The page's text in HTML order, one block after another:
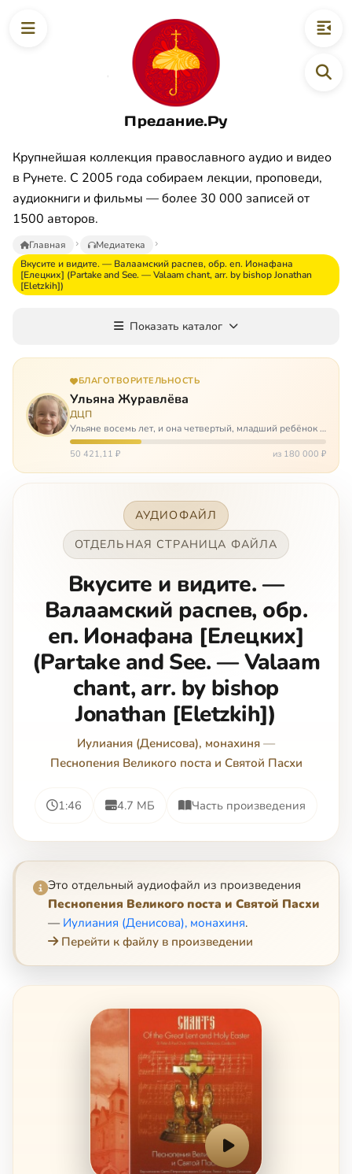
Предание.Ру
Крупнейшая коллекция православного аудио и видео
в Рунете. С 2005 года собираем лекции, проповеди,
аудиокниги и фильмы — более 30 000 записей от
1500 авторов.
Главная
Медиатека
Вкусите и видите. — Валаамский распев, обр. еп. Ионафана
[Елецких] (Partake and See. — Valaam chant, arr. by bishop Jonathan
[Eletzkih])
Показать каталог
БЛАГОТВОРИТЕЛЬНОСТЬ
Ульяна Журавлёва
ДЦП
Ульяне восемь лет, и она четвертый, младший ребёнок в
многодетной семье. И с самого рождения Ульяну лечат.
Несколько операций, ежедневные процедуры,
50 421,11 ₽ из 180 000 ₽
АУДИОФАЙЛ
ОТДЕЛЬНАЯ СТРАНИЦА ФАЙЛА
Вкусите и видите. —
Валаамский распев, обр.
еп. Ионафана [Елецких]
(Partake and See. — Valaam
chant, arr. by bishop
Jonathan [Eletzkih])
Иулиания (Денисова), монахиня —
Песнопения Великого поста и Святой Пасхи
1:46 4.7 МБ Часть произведения
Это отдельный аудиофайл из произведения
Песнопения Великого поста и Святой Пасхи
— Иулиания (Денисова), монахиня.
Перейти к файлу в произведении